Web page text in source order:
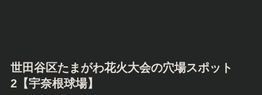
世田谷区たまがわ花火大会の穴場スポット
2【宇奈根球場】